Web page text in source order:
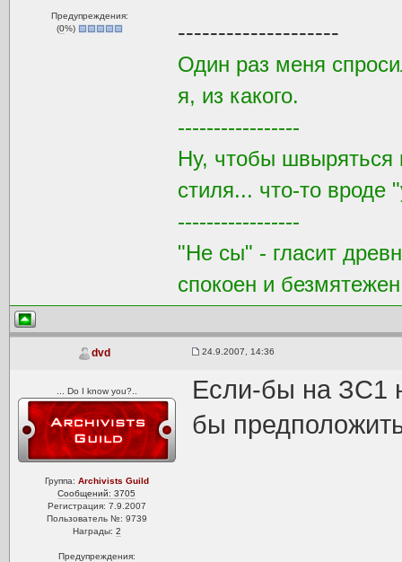
Предупреждения:
(0%) --------------------
Один раз меня
я, из какого.
-----------------
Ну, чтобы швыряться
стиля... что-то
-----------------
"Не сы" - гласит
спокоен и
dvd 24.9.2007, 14:36
... Do I know you?..
Группа: Archivists Guild
Сообщений: 3705
Регистрация: 7.9.2007
Пользователь №: 9739
Награды: 2
Предупреждения:
Если-бы на ЗС1
бы